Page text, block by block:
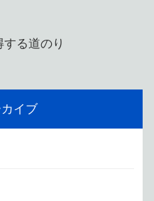
る道のり
イブ